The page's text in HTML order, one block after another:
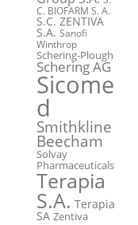
C. BIOFARM S. A.
S.C. ZENTIVA
S.A. Sanofi
Winthrop
Schering-Plough
Schering AG
Sicome
d
Smithkline
Beecham
Solvay
Pharmaceuticals
Terapia
S.A. Terapia
SA Zentiva